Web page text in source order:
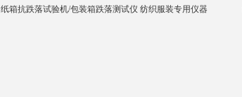
纸箱抗跌落试验机/包装箱跌落测试仪 纺织服装专用仪器